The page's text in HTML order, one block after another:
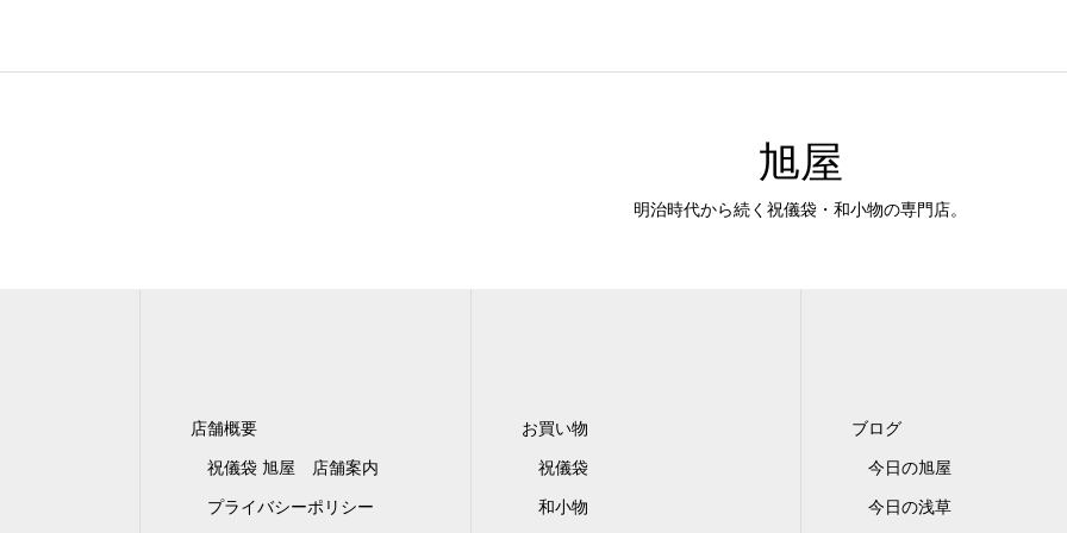
旭屋
明治時代から続く祝儀袋・和小物の専門店。
店舗概要
祝儀袋 旭屋 店舗案内
プライバシーポリシー
お買い物
祝儀袋
和小物
ブログ
今日の旭屋
今日の浅草